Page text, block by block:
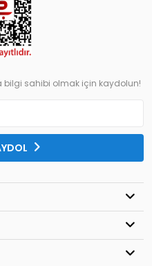
bilgi sahibi olmak için kaydolun!